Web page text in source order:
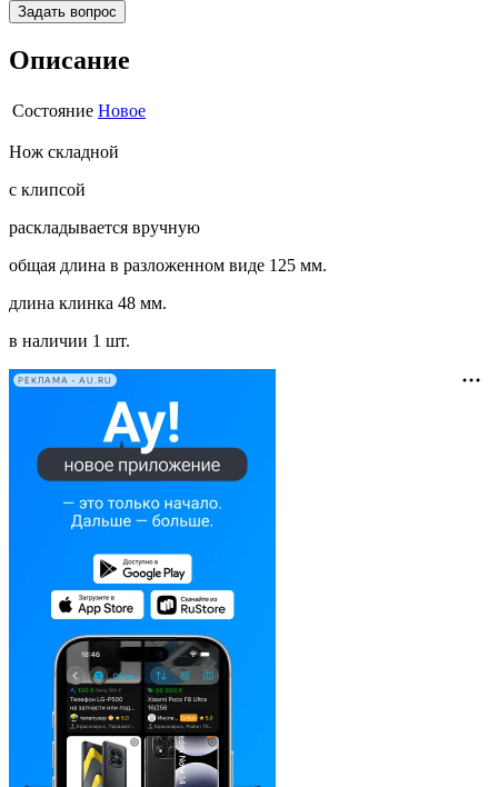
Задать вопрос
Описание
Состояние Новое
Нож складной
с клипсой
раскладывается вручную
общая длина в разложенном виде 125 мм.
длина клинка 48 мм.
в наличии 1 шт.
РЕКЛАМА • AU.RU